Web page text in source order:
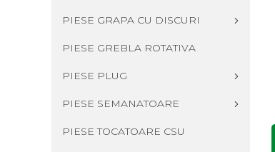
PIESE GRAPA CU DISCURI
PIESE GREBLA ROTATIVA
PIESE PLUG
PIESE SEMANATOARE
PIESE TOCATOARE CSU